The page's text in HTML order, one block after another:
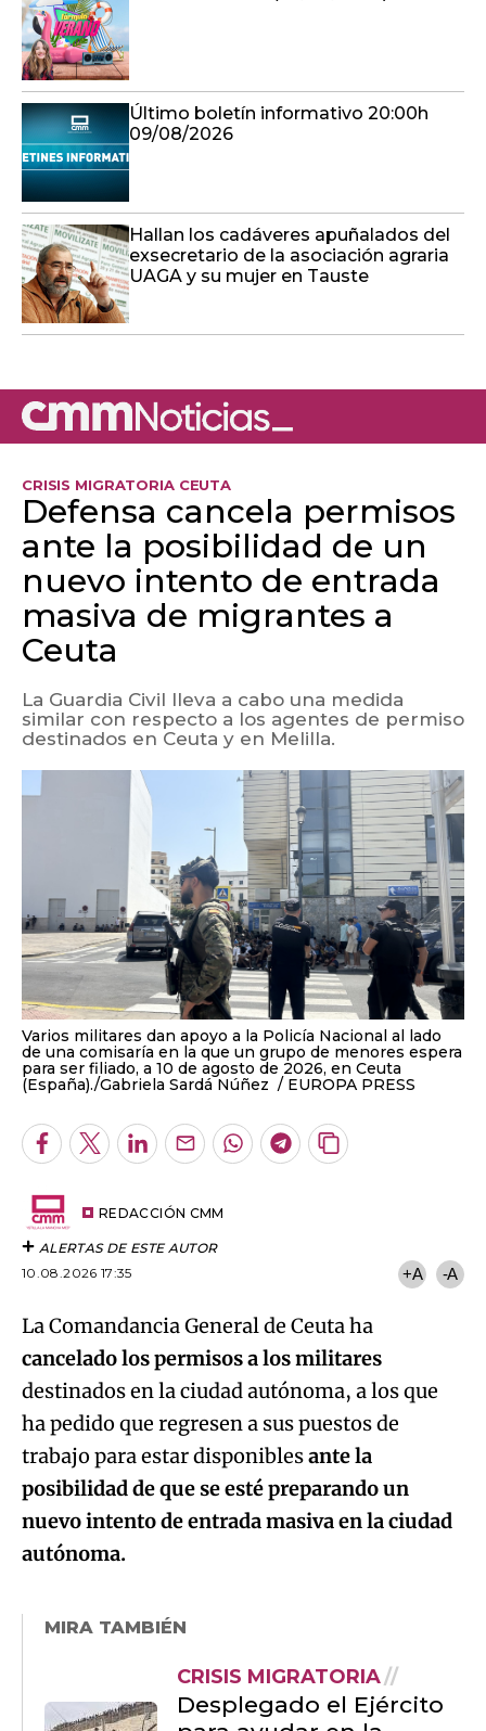
Último boletín informativo 20:00h
09/08/2026
Hallan los cadáveres apuñalados del
exsecretario de la asociación agraria
UAGA y su mujer en Tauste
CRISIS MIGRATORIA CEUTA
Defensa cancela permisos
ante la posibilidad de un
nuevo intento de entrada
masiva de migrantes a
Ceuta
La Guardia Civil lleva a cabo una medida
similar con respecto a los agentes de permiso
destinados en Ceuta y en Melilla.
Varios militares dan apoyo a la Policía Nacional al lado
de una comisaría en la que un grupo de menores espera
para ser filiado, a 10 de agosto de 2026, en Ceuta
(España)./Gabriela Sardá Núñez
EUROPA PRESS
Facebook
TwitterLinkedInEnviarWhatsapp
Telegram
Copiar
REDACCIÓN CMM
ALERTAS DE ESTE AUTOR
10.08.2026 17:35
+A -A
La Comandancia General de Ceuta ha
cancelado los permisos a los militares
destinados en la ciudad autónoma, a los que
ha pedido que regresen a sus puestos de
trabajo para estar disponiblesante la
posibilidad de que se esté preparando un
nuevo intento de entrada masiva en la ciudad
autónoma.
MIRA TAMBIÉN
CRISIS MIGRATORIA
Desplegado el Ejército